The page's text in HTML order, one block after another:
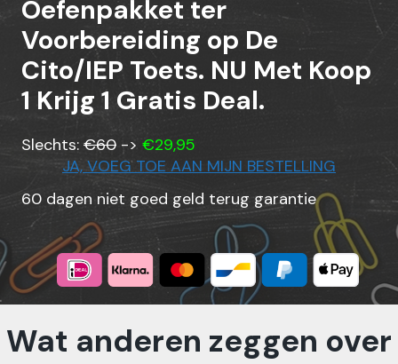
Oefenpakket ter
Voorbereiding op De
Cito/IEP Toets. NU Met Koop
1 Krijg 1 Gratis Deal.
Slechts: €60 -> €29,95
JA, VOEG TOE AAN MIJN BESTELLING
60 dagen niet goed geld terug garantie
Wat anderen zeggen over